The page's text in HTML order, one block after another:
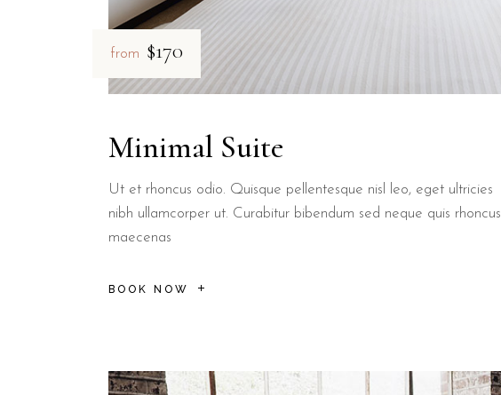
from $170
Minimal Suite
Ut et rhoncus odio. Quisque pellentesque nisl leo, eget ultricies
nibh ullamcorper ut. Curabitur bibendum sed neque quis rhoncus
maecenas
BOOK NOW